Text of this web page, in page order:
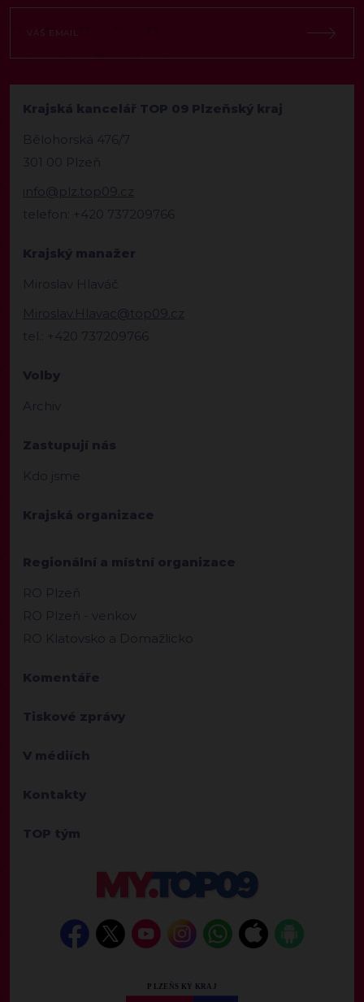
Krajská kancelář TOP 09 Plzeňský kraj
Bělohorská 476/7
301 00 Plzeň
info@plz.top09.cz
telefon: +420 737209766
Krajský manažer
Miroslav Hlaváč
Miroslav.Hlavac@top09.cz
tel.: +420 737209766
Volby
Archiv
Zastupují nás
Kdo jsme
Krajská organizace
Regionální a místní organizace
RO Plzeň
RO Plzeň - venkov
RO Klatovsko a Domažlicko
Komentáře
Tiskové zprávy
V médiích
Kontakty
TOP tým